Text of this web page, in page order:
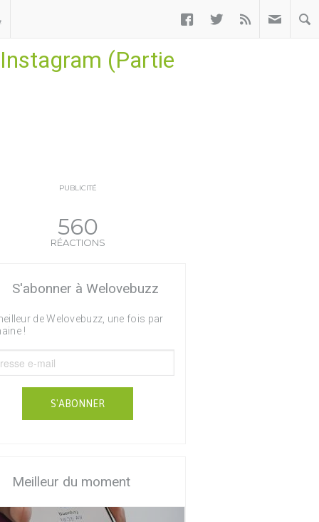
  
(Partie
PUBLICITÉ
560
RÉACTIONS
S'abonner à Welovebuzz
de Welovebuzz, une fois par
!
S'ABONNER
Meilleur du moment